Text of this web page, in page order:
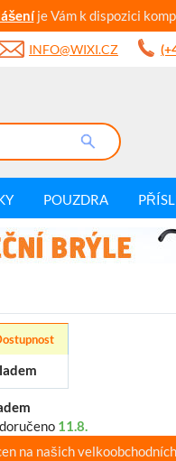
je Vám k dispozici
INFO@WIXI.CZ
POUZDRA
11.8.
na našich